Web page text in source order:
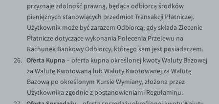
przyznaje zdolność prawną, będąca odbiorcą środków
pieniężnych stanowiących przedmiot Transakcji Płatniczej.
Użytkownik może być zarazem Odbiorcą, gdy składa Zlecenie
Płatnicze dotyczące wykonania Polecenia Przelewu na
Rachunek Bankowy Odbiorcy, którego sam jest posiadaczem.
Oferta Kupna– oferta kupna określonej kwoty Waluty Bazowej
za Walutę Kwotowaną lub Waluty Kwotowanej za Walutę
Bazową po określonym Kursie Wymiany, złożona przez
Użytkownika zgodnie z postanowieniami Regulaminu.